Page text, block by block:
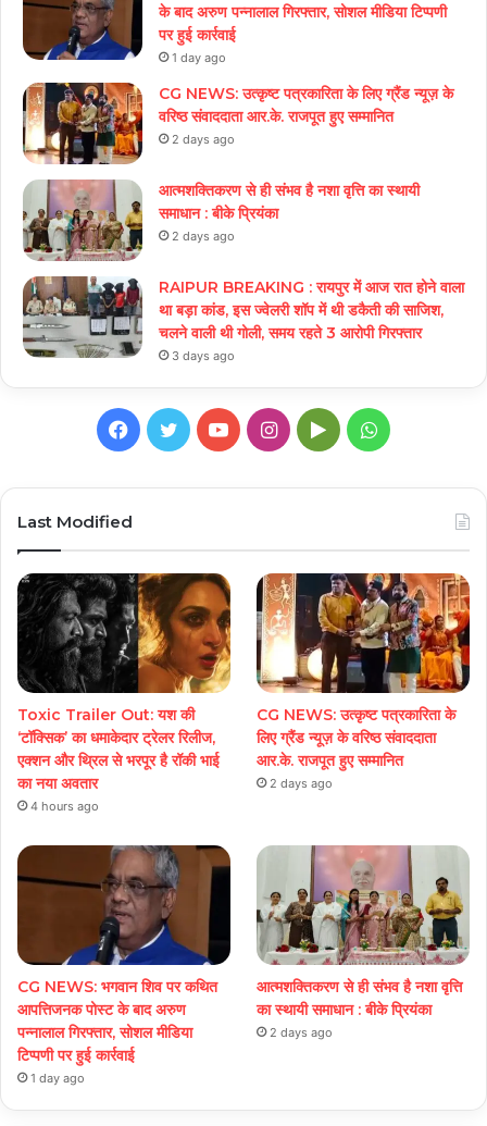
के बाद अरुण पन्नालाल गिरफ्तार, सोशल मीडिया टिप्पणी
पर हुई कार्रवाई
1 day ago
CG NEWS: उत्कृष्ट पत्रकारिता के लिए ग्रैंड न्यूज़ के
वरिष्ठ संवाददाता आर.के. राजपूत हुए सम्मानित
2 days ago
आत्मशक्तिकरण से ही संभव है नशा वृत्ति का स्थायी
समाधान : बीके प्रियंका
2 days ago
RAIPUR BREAKING : रायपुर में आज रात होने वाला
था बड़ा कांड, इस ज्वेलरी शॉप में थी डकैती की साजिश,
चलने वाली थी गोली, समय रहते 3 आरोपी गिरफ्तार
3 days ago
Facebook
TwitterYouTubeInstagram
GoogleWhatsApp
Last Modified
Toxic Trailer Out: यश की
‘टॉक्सिक’ का धमाकेदार ट्रेलर रिलीज,
एक्शन और थ्रिल से भरपूर है रॉकी भाई
का नया अवतार
4 hours ago
CG NEWS: उत्कृष्ट पत्रकारिता के
लिए ग्रैंड न्यूज़ के वरिष्ठ संवाददाता
आर.के. राजपूत हुए सम्मानित
2 days ago
CG NEWS: भगवान शिव पर कथित
आपत्तिजनक पोस्ट के बाद अरुण
पन्नालाल गिरफ्तार, सोशल मीडिया
टिप्पणी पर हुई कार्रवाई
1 day ago
आत्मशक्तिकरण से ही संभव है नशा वृत्ति
का स्थायी समाधान : बीके प्रियंका
2 days ago